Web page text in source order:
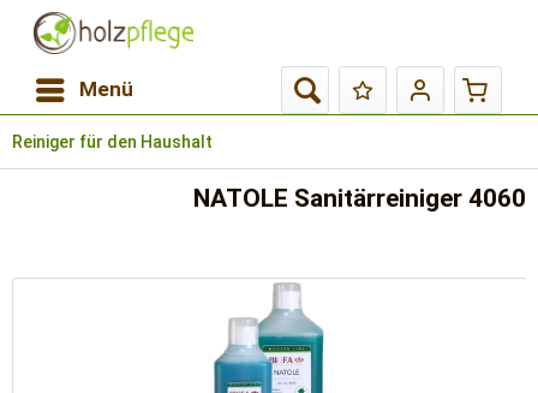
Menü
Reiniger für den Haushalt
NATOLE Sanitärreiniger 4060